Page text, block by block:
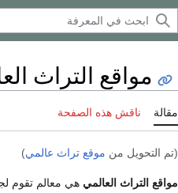
مواقع التراث
مقالة ناقش هذه الصفحة
(تم التحويل من موقع تراث عالمي)
مواقع التراث العالمي هي معالم تقوم